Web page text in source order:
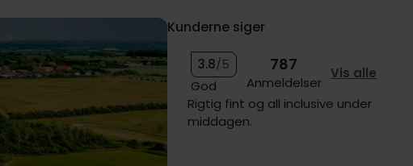
Kunderne siger
3.8/5
God
787
Anmeldelser
Vis alle
Rigtig fint og all inclusive under
middagen.